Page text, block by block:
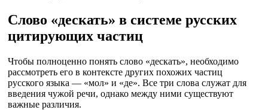
Слово «дескать» в системе русских
цитирующих частиц
Чтобы полноценно понять слово «дескать», необходимо
рассмотреть его в контексте других похожих частиц
русского языка — «мол» и «де». Все три слова служат для
введения чужой речи, однако между ними существуют
важные различия.